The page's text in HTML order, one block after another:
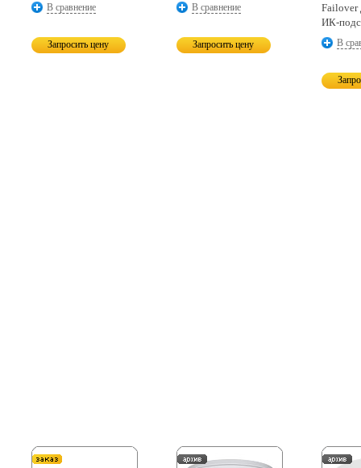
В сравнение
Запросить цену
В сравнение
Запросить цену
Failover
ИК-
В